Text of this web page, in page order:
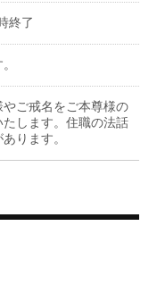
終了
ご戒名をご本尊様の
します。住職の法話
ります。